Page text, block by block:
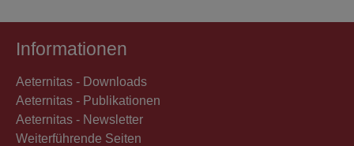
Informationen
Aeternitas - Downloads
Aeternitas - Publikationen
Aeternitas - Newsletter
Weiterführende Seiten